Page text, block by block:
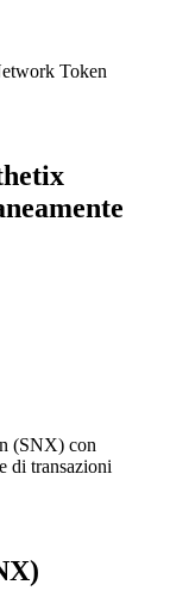
Token
(SNX) con
di transazioni